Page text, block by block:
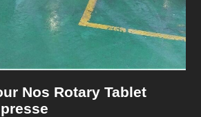
Nos Rotary Tablet